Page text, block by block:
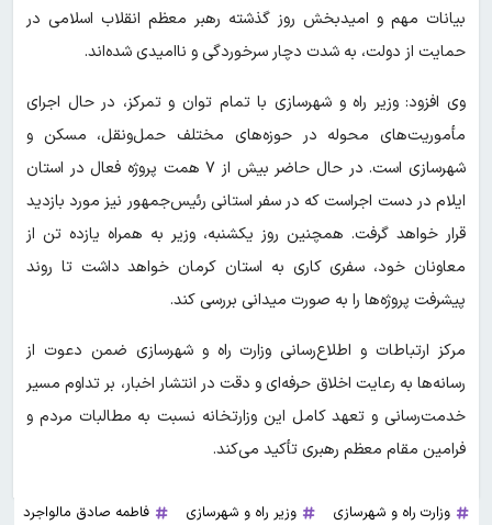
بیانات مهم و امیدبخش روز گذشته رهبر معظم انقلاب اسلامی در
حمایت از دولت، به شدت دچار سرخوردگی و ناامیدی شده‌اند.
وی افزود: وزیر راه و شهرسازی با تمام توان و تمرکز، در حال اجرای
مأموریت‌های محوله در حوزه‌های مختلف حمل‌ونقل، مسکن و
شهرسازی است. در حال حاضر بیش از ۷ همت پروژه فعال در استان
ایلام در دست اجراست که در سفر استانی رئیس‌جمهور نیز مورد بازدید
قرار خواهد گرفت. همچنین روز یکشنبه، وزیر به همراه یازده تن از
معاونان خود، سفری کاری به استان کرمان خواهد داشت تا روند
پیشرفت پروژه‌ها را به صورت میدانی بررسی کند.
مرکز ارتباطات و اطلاع‌رسانی وزارت راه و شهرسازی ضمن دعوت از
رسانه‌ها به رعایت اخلاق حرفه‌ای و دقت در انتشار اخبار، بر تداوم مسیر
خدمت‌رسانی و تعهد کامل این وزارتخانه نسبت به مطالبات مردم و
فرامین مقام معظم رهبری تأکید می‌کند.
وزارت راه و شهرسازی وزیر راه و شهرسازی فاطمه صادق مالواجرد